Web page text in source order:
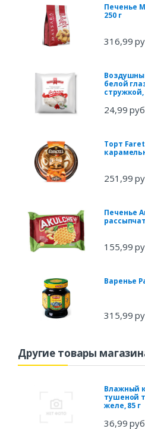
Печенье
250 г
316,99
белой
стружкой,
24,99
Торт
251,99
Печенье
155,99
Варенье
315,99
Другие товары
Влажный
тушеной
желе, 85 г
36,99